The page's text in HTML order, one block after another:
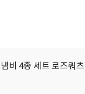
비 4종 세트 로즈쿼